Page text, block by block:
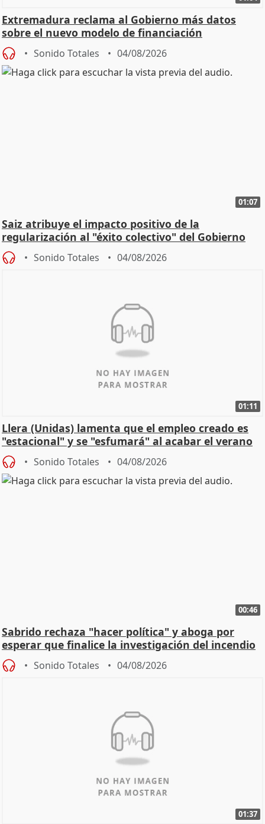
Extremadura reclama al Gobierno más datos
sobre el nuevo modelo de financiación
Sonido Totales 04/08/2026
01:07
Saiz atribuye el impacto positivo de la
regularización al "éxito colectivo" del Gobierno
Sonido Totales 04/08/2026
01:11
Llera (Unidas) lamenta que el empleo creado es
"estacional" y se "esfumará" al acabar el verano
Sonido Totales 04/08/2026
00:46
Sabrido rechaza "hacer política" y aboga por
esperar que finalice la investigación del incendio
Sonido Totales 04/08/2026
01:37